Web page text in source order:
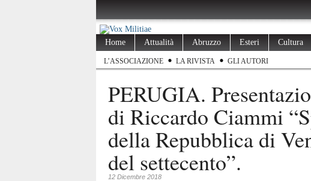
Home Attualità Abruzzo Esteri Cultura
L’ASSOCIAZIONE LA RIVISTA GLI AUTORI
PERUGIA.
di Riccardo Ciammi
della Repubblica di
del settecento”.
12 Dicembre 2018